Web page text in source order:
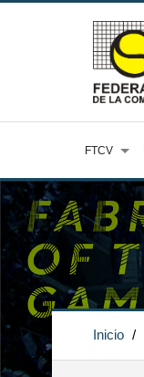
FTCV
Inicio /